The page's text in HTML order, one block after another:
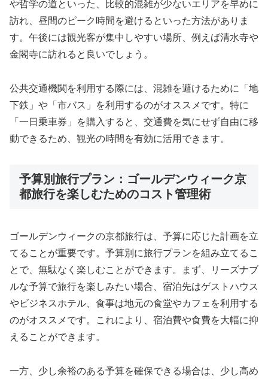
や哲学の道といった、比較的混雑が少ないエリアを早めに
訪れ、昼間のピーク時間を避けるといった方法がありま
す。午後には観光客が集中しやすい場所、例えば清水寺や
金閣寺に訪れると良いでしょう。
公共交通機関を利用する際には、混雑を避けるために「地
下鉄」や「市バス」を利用するのがオススメです。特に
「一日乗車券」を購入すると、交通費を気にせず自由に移
動できるため、観光の時間を有効に活用できます。
予算別旅行プラン：ゴールデンウィーク京
都旅行を楽しむためのコスト管理術
ゴールデンウィークの京都旅行は、予算に応じた計画を立
てることが重要です。予算別に旅行プランを組み立てるこ
とで、無駄なく楽しむことができます。まず、リーズナブ
ルな予算で旅行を楽しみたい場合、宿泊先はゲストハウス
やビジネスホテル、食事は地元の食堂やカフェを利用する
のがオススメです。これにより、宿泊費や食費を大幅に抑
えることができます。
一方、少し余裕のある予算を確保できる場合は、少し高め